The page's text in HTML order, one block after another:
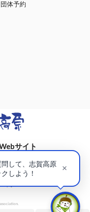
団体予約
サイト
穏7148(蓮池)
内